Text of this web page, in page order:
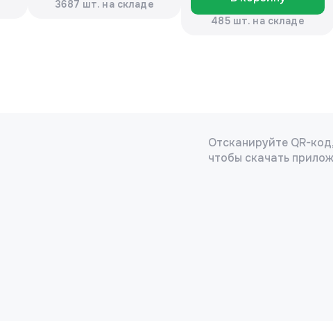
3687 шт. на складе
485 шт. на складе
Отсканируйте QR-код,
чтобы скачать